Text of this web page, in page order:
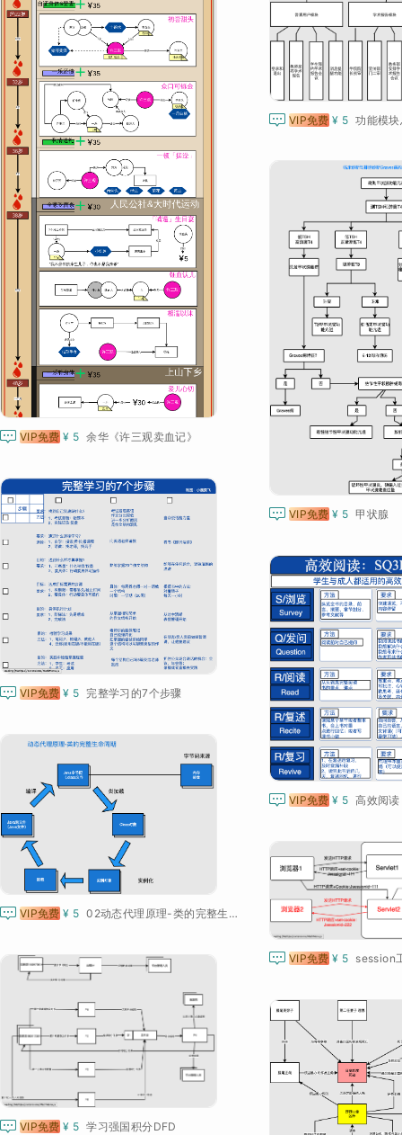
 VIP免费 ¥ 5 余华《许三观卖血记》
 VIP免费 ¥ 5 功能模
 VIP免费 ¥ 5 甲状腺
 VIP免费 ¥ 5 完整学习的7个步骤
 VIP免费 ¥ 5 高效阅
 VIP免费 ¥ 5 02动态代理原理-类的完整生命周期
 VIP免费 ¥ 5 session
 VIP免费 ¥ 5 学习强国积分DFD